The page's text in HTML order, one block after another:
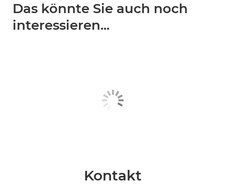
Das könnte Sie auch noch
interessieren...
Kontakt